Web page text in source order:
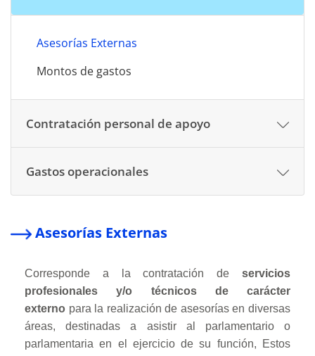
Asesorías Externas
Montos de gastos
Contratación personal de apoyo
Gastos operacionales
Asesorías Externas
Corresponde a la contratación de servicios
profesionales y/o técnicos de carácter
externo para la realización de asesorías en diversas
áreas, destinadas a asistir al parlamentario o
parlamentaria en el ejercicio de su función, Estos